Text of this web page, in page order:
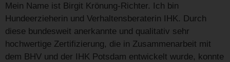
Mein Name ist Birgit Krönung-Richter. Ich bin
Hundeerzieherin und Verhaltensberaterin IHK. Durch
diese bundesweit anerkannte und qualitativ sehr
hochwertige Zertifizierung, die in Zusammenarbeit mit
dem BHV und der IHK Potsdam entwickelt wurde, konnte